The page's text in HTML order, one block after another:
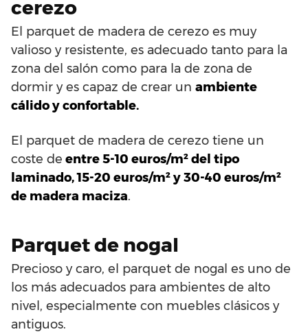
cerezo
El parquet de madera de cerezo es muy
valioso y resistente, es adecuado tanto para la
zona del salón como para la de zona de
dormir y es capaz de crear un ambiente
cálido y confortable.
El parquet de madera de cerezo tiene un
coste de entre 5-10 euros/m² del tipo
laminado, 15-20 euros/m² y 30-40 euros/m²
de madera maciza.
Parquet de nogal
Precioso y caro, el parquet de nogal es uno de
los más adecuados para ambientes de alto
nivel, especialmente con muebles clásicos y
antiguos.